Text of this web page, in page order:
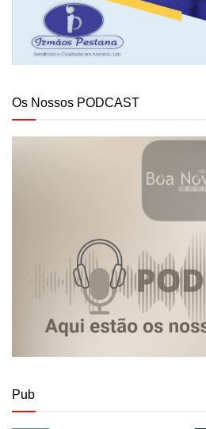
Os Nossos PODCAST
Pub